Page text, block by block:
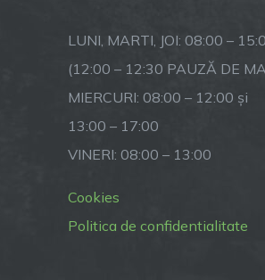
de
atestare
documentară
localității
LUNI, MARTI, JOI: 08:00 –
(12:00 – 12:30 PAUZĂ DE
MIERCURI: 08:00 – 12:00 și
13:00 – 17:00
VINERI: 08:00 – 13:00
Cookies
Politica de confidentialitate